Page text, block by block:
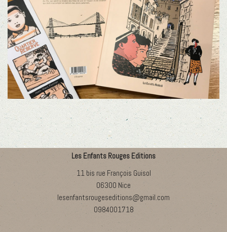
Les Enfants Rouges Editions
11 bis rue François Guisol
06300 Nice
lesenfantsrougeseditions@gmail.com
0984001718